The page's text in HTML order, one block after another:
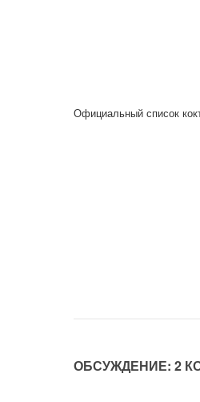
Официальный список
ОБСУЖДЕНИЕ: 2